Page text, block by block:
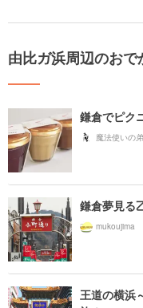
由比ガ浜周辺のおで
鎌倉でピク
鎌倉夢見る
mukoujima
王道の横浜